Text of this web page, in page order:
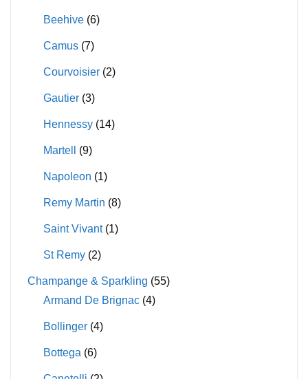
Beehive (6)
Camus (7)
Courvoisier (2)
Gautier (3)
Hennessy (14)
Martell (9)
Napoleon (1)
Remy Martin (8)
Saint Vivant (1)
St Remy (2)
Champange & Sparkling (55)
Armand De Brignac (4)
Bollinger (4)
Bottega (6)